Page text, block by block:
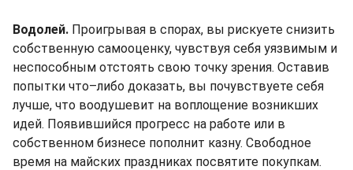
Водолей. Проигрывая в спорах, вы рискуете снизить
собственную самооценку, чувствуя себя уязвимым и
неспособным отстоять свою точку зрения. Оставив
попытки что–либо доказать, вы почувствуете себя
лучше, что воодушевит на воплощение возникших
идей. Появившийся прогресс на работе или в
собственном бизнесе пополнит казну. Свободное
время на майских праздниках посвятите покупкам.